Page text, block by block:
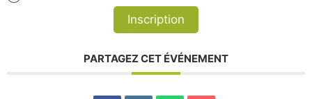
Inscription
PARTAGEZ CET ÉVÉNEMENT